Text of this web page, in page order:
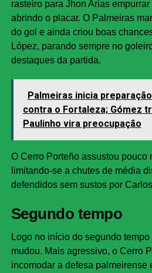
rasteiro para Jhon Arias
abrindo o placar. O Palmeiras
do gol e ainda criou boas
López, parando sempre no
destaques da partida.
Palmeiras inicia
contra o Fortaleza; Gómez
Paulinho vira preocupação
O Cerro Porteño assustou pouco
limitando-se a chutes de média
defendidos sem sustos por
Segundo tempo
Logo no início do segundo
mudou. Mais agressivo, o Cerro
incomodar a defesa palmeirense